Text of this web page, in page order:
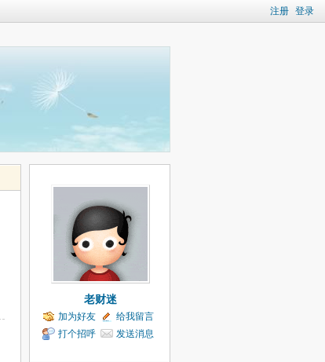
注册 登录
老财迷
加为好友
给我留言
打个招呼
发送消息